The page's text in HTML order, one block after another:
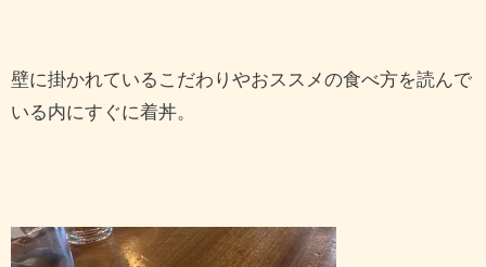
壁に掛かれているこだわりやおススメの食べ方を読んで
いる内にすぐに着丼。